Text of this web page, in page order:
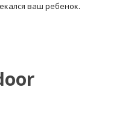
ваш ребенок.